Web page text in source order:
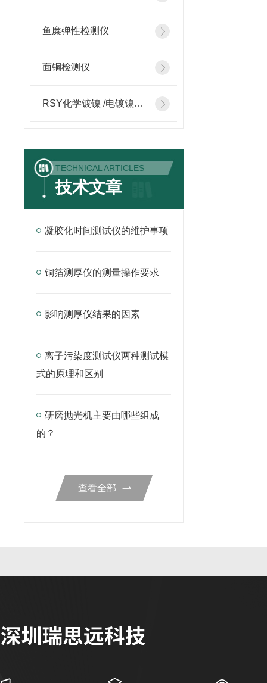
鱼糜弹性检测仪
面铜检测仪
RSY化学镀镍 /电镀镍检测添加设备
TECHNICAL ARTICLES
技术文章
凝胶化时间测试仪的维护事项
铜箔测厚仪的测量操作要求
影响测厚仪结果的因素
离子污染度测试仪两种测试模
式的原理和区别
研磨抛光机主要由哪些组成
的？
查看全部